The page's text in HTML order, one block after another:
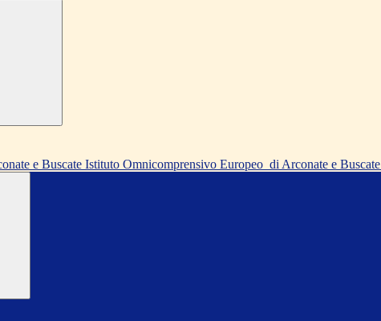
Istituto Omnicomprensivo Europeo di Arconate e Buscate